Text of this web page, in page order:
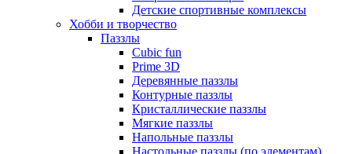
Детские спортивные комплексы
Хобби и творчество
Паззлы
Cubic fun
Prime 3D
Деревянные паззлы
Контурные паззлы
Кристаллические паззлы
Мягкие паззлы
Напольные паззлы
Настольные паззлы (по элементам)